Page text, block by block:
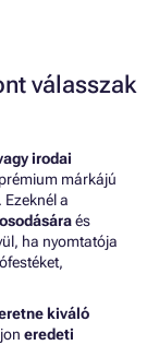
válasszak
irodai
márkájú
a
és
ha nyomtatója
kiváló
eredeti